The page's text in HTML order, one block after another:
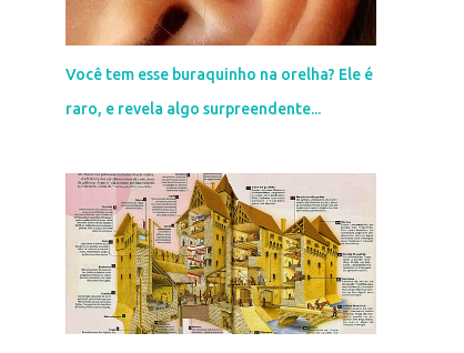
Você tem esse buraquinho na orelha? Ele é
raro, e revela algo surpreendente...